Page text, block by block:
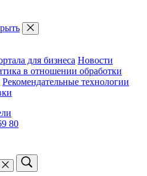
для бизнеса Новости
в отношении обработки
Рекомендательные технологии
80